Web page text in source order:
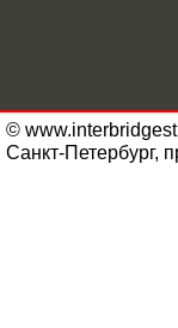
©
Санкт-Петербург,